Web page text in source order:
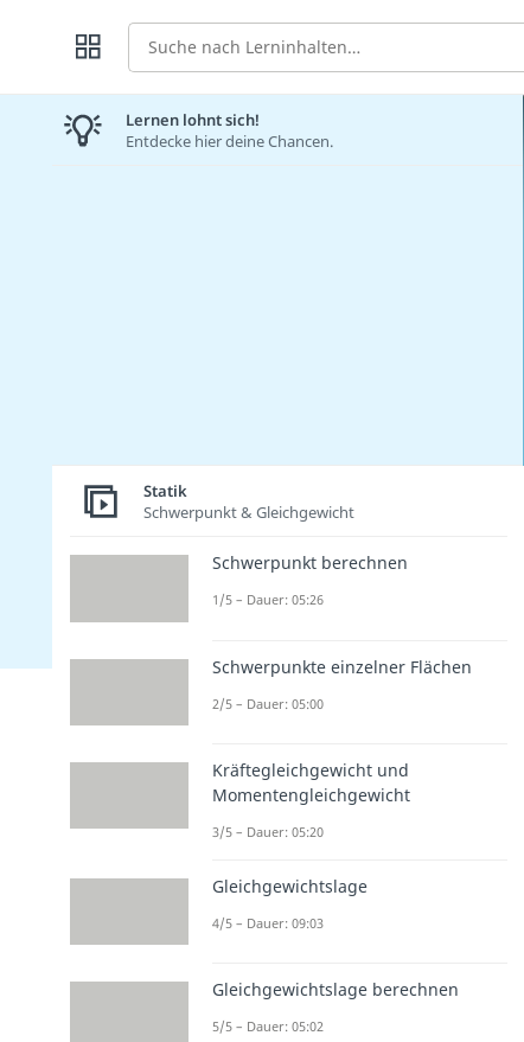
Suche
Lernen lohnt sich!
Entdecke hier deine Chancen.
Statik
Schwerpunkt & Gleichgewicht
Schwerpunkt berechnen
1/5 – Dauer: 05:26
Schwerpunkte einzelner Flächen
2/5 – Dauer: 05:00
Kräftegleichgewicht und
Momentengleichgewicht
3/5 – Dauer: 05:20
Gleichgewichtslage
4/5 – Dauer: 09:03
Gleichgewichtslage berechnen
5/5 – Dauer: 05:02